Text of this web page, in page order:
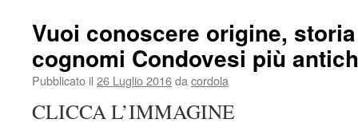
Vuoi conoscere origine,
cognomi Condovesi più
Pubblicato il 26 Luglio 2016da cordola
CLICCA L’IMMAGINE